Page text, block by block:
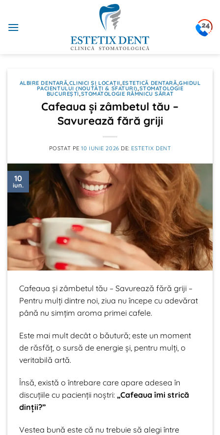
conținut
ALBIRE DENTARĂ,CLINICI ȘI LOCAȚII,ESTETICĂ DENTARĂ,GHIDUL
PACIENTULUI (NOUTĂȚI & SFATURI),STOMATOLOGIE
BUCUREȘTI,STOMATOLOGIE RÂMNICU SĂRAT
Cafeaua și zâmbetul tău –
Savurează fără griji
POSTAT PE10 IUNIE 2026 DE: ESTETIX DENT
10
iun.
Cafeaua și zâmbetul tău – Savurează fără griji –
Pentru mulți dintre noi, ziua nu începe cu adevărat
până nu simțim aroma primei cafele.
Este mai mult decât o băutură; este un moment
de răsfăț, o sursă de energie și, pentru mulți, o
veritabilă artă.
Însă, există o întrebare care apare adesea în
discuțiile cu pacienții noștri: „Cafeaua îmi strică
dinții?”
Vestea bună este că nu trebuie să alegi între